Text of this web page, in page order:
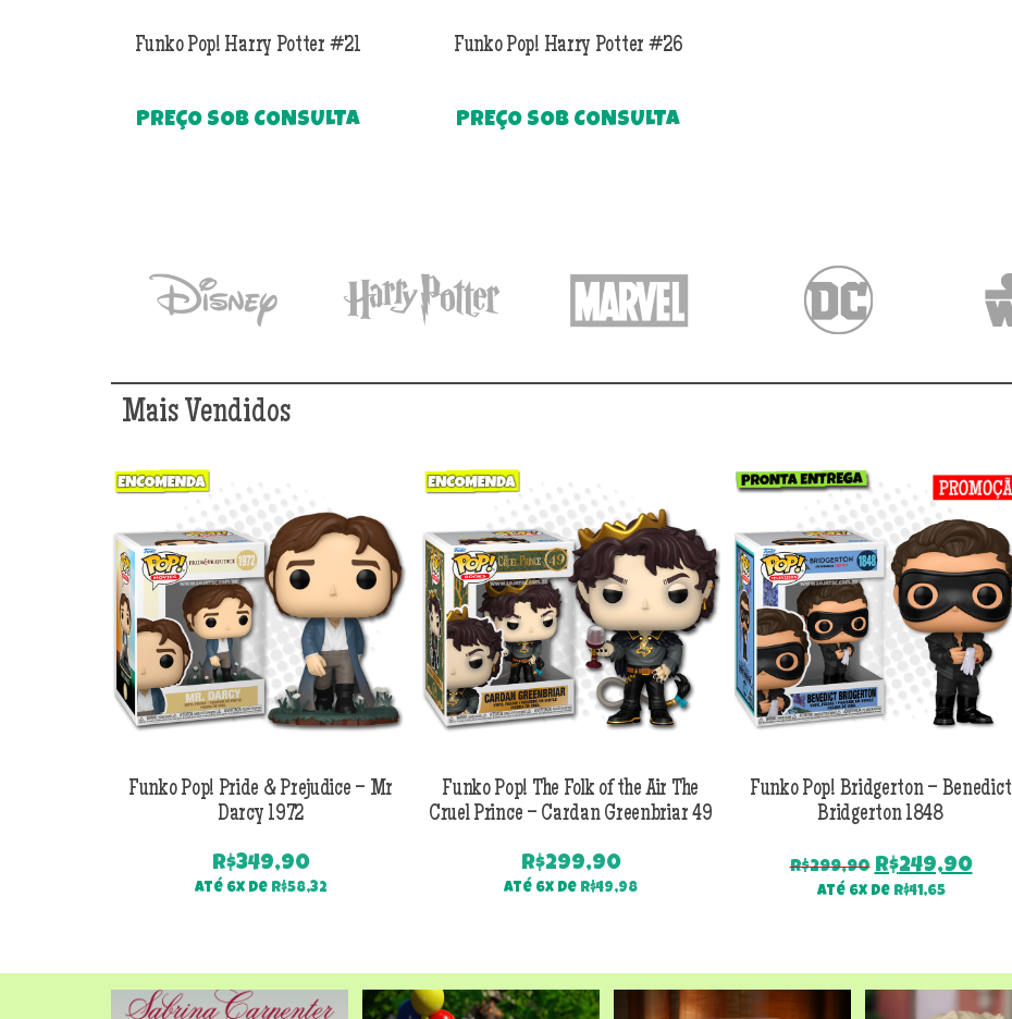
Funko Pop! Harry Potter #21
PREÇO SOB CONSULTA
Funko Pop! Harry Potter #26
PREÇO SOB CONSULTA
Mais Vendidos
Funko Pop! Pride & Prejudice – Mr
Darcy 1972
R$349,90
Até 6x de R$58,32
Funko Pop! The Folk of the Air The
Cruel Prince – Cardan Greenbriar 49
R$299,90
Até 6x de R$49,98
Funko Pop! Bridgerton – Benedict
Bridgerton 1848
R$299,90 O
preço
R$249,90O
Até 6x de R$41,65